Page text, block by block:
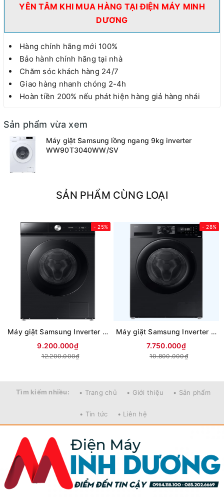
YÊN TÂM KHI MUA HÀNG TẠI ĐIỆN MÁY MINH
DƯƠNG
Hàng chính hãng mới 100%
Bảo hành chính hãng tại nhà
Chăm sóc khách hàng 24/7
Giao hàng nhanh chóng 2-4h
Hoàn tiền 200% nếu phát hiện hàng giả hàng nhái
Sản phẩm vừa xem
Máy giặt Samsung lồng ngang 9kg inverter
WW90T3040WW/SV
SẢN PHẨM CÙNG LOẠI
- 25%
Máy giặt Samsung Inverter 12 kg WW12CB944DGBSV
9.200.000₫
12.200.000₫
- 28%
Máy giặt Samsung Inverter 12 kg WW12CGC04DABSV
7.750.000₫
10.800.000₫
Tìm kiếm nhiều: • Trang chủ • Giới thiệu • Sản phẩm
• Tin tức • Liên hệ